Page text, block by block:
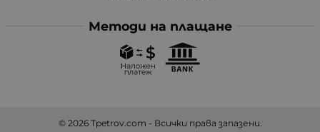
Методи на плащане
© 2026 Tpetrov.com - Всички права запазени.